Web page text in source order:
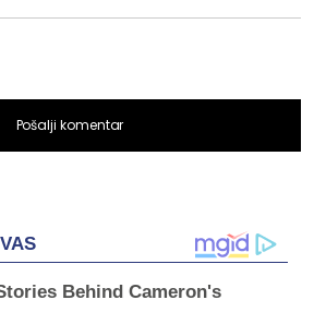
Pošalji komentar
Behind Cameron's